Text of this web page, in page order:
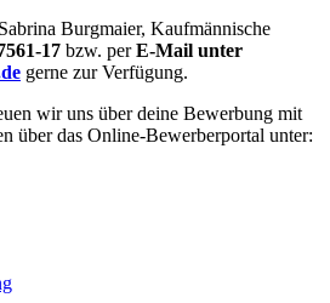
Burgmaier, Kaufmännische
17 bzw. perE-Mail unter
gerne zur Verfügung.
wir uns über deine Bewerbung mit
über das Online-Bewerberportal unter: